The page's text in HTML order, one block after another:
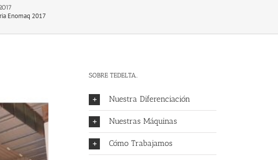
Enomaq 2017
SOBRE TEDELTA..
Nuestra Diferenciación
Nuestras Máquinas
Cómo Trabajamos